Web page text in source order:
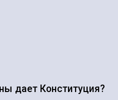
дает Конституция?